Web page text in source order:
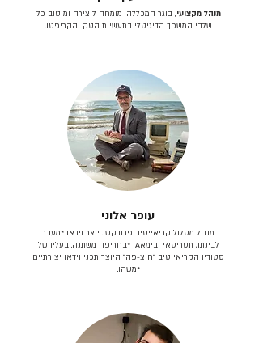
מנהל מקצועי, בוגר המכללה, מומחה ליצירה ומיטוב כל
שלבי המשפך הדיגיטלי בתעשיות הטק והקריפטו.
עופר אלוני
מנהל מסלול קריאייטיב פרודקשן. יוצר וידאו *מעבר
לבינתו, תסריטאי וב​ימאiA‎ *בחריפה משתנה. בעליו של
סטודיו הקריאייטיב ״חוצ-פה״ היוצר תכני וידאו יצירתיים
*משהו.